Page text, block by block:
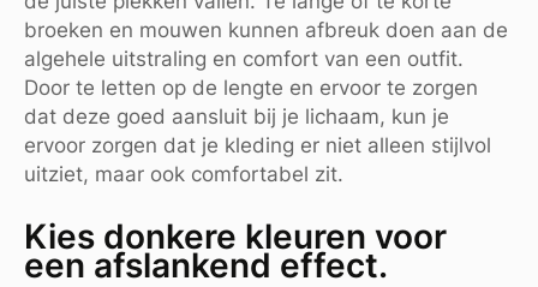
broeken en mouwen kunnen afbreuk doen aan de
algehele uitstraling en comfort van een outfit.
Door te letten op de lengte en ervoor te zorgen
dat deze goed aansluit bij je lichaam, kun je
ervoor zorgen dat je kleding er niet alleen stijlvol
uitziet, maar ook comfortabel zit.
Kies donkere kleuren voor
een afslankend effect.